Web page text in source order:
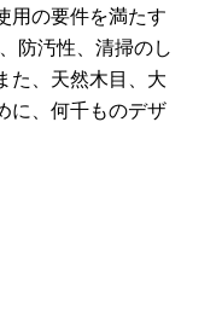
用の要件を満たす
防汚性、清掃のし
た、天然木目、大
に、何千ものデザ